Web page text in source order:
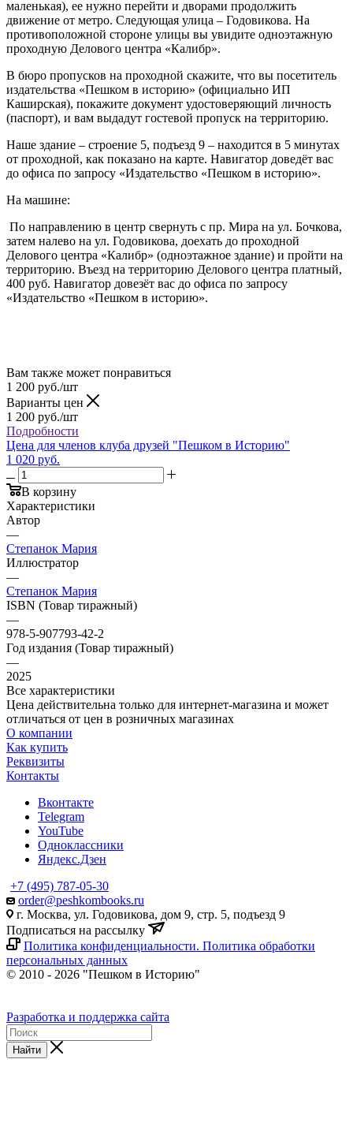
маленькая), ее нужно перейти и дворами продолжить
движение от метро. Следующая улица – Годовикова. На
противоположной стороне улицы вы увидите одноэтажную
проходную Делового центра «Калибр».
В бюро пропусков на проходной скажите, что вы посетитель
издательства «Пешком в историю» (официально ИП
Каширская), покажите документ удостоверяющий личность
(паспорт), и вам выдадут гостевой пропуск на территорию.
Наше здание – строение 5, подъезд 9 – находится в 5 минутах
от проходной, как показано на карте. Навигатор доведёт вас
до офиса по запросу «Издательство «Пешком в историю».
На машине:
По направлению в центр свернуть с пр. Мира на ул. Бочкова,
затем налево на ул. Годовикова, доехать до проходной
Делового центра «Калибр» (одноэтажное здание) и пройти на
территорию. Въезд на территорию Делового центра платный,
400 руб. Навигатор довезёт вас до офиса по запросу
«Издательство «Пешком в историю».
Вам также может понравиться
1 200 руб./шт
Варианты цен
1 200 руб./шт
Подробности
Цена для членов клуба друзей "Пешком в Историю"
1 020 руб.
В корзину
Характеристики
Автор
—
Степанок Мария
Иллюстратор
—
Степанок Мария
ISBN (Товар тиражный)
—
978-5-907793-42-2
Год издания (Товар тиражный)
—
2025
Все характеристики
Цена действительна только для интернет-магазина и может
отличаться от цен в розничных магазинах
О компании
Как купить
Реквизиты
Контакты
Вконтакте
Telegram
YouTube
Одноклассники
Яндекс.Дзен
+7 (495) 787-05-30
order@peshkombooks.ru
г. Москва, ул. Годовикова, дом 9, стр. 5, подъезд 9
Подписаться на рассылку
Политика конфиденциальности. Политика обработки
персональных данных
© 2010 - 2026 "Пешком в Историю"
Разработка и поддержка сайта
Найти